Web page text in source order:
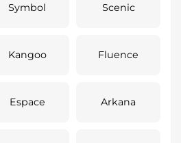
Symbol Scenic
Kangoo Fluence
Espace Arkana